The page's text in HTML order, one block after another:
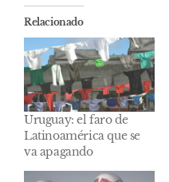
Relacionado
Uruguay: el faro de
Latinoamérica que se
va apagando